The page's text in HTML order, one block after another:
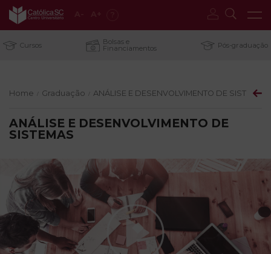
Cursos Bolsas e
Financiamentos Pós-graduação
Home Graduação ANÁLISE E DESENVOLVIMENTO DE SISTEMAS
ANÁLISE E DESENVOLVIMENTO DE
SISTEMAS